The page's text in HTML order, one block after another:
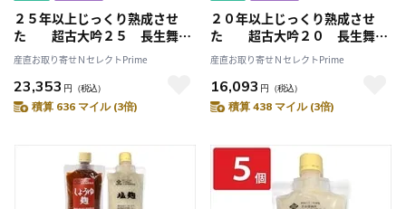
２５年以上じっくり熟成させ
た 超古大吟２５ 長生舞
（株）久世酒造店・石川県［大
吟醸古酒］
産直お取り寄せＮセレクトPrime
23,353 円 （税込）
積算 636 マイル (3倍)
２０年以上じっくり熟成させ
た 超古大吟２０ 長生舞
（株）久世酒造店・石川県［大
吟醸古酒］
産直お取り寄せＮセレクトPrime
16,093 円 （税込）
積算 438 マイル (3倍)